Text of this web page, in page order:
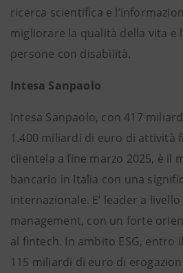
ricerca scientifica e
migliorare la qualità della vita e
persone con disabilità.
Intesa Sanpaolo
Intesa Sanpaolo, con 417
1.400 miliardi di euro di attività
clientela a fine marzo 2025, è il
bancario in Italia con una
internazionale. E’ leader a
management, con un forte
al fintech. In ambito ESG, entro
115 miliardi di euro di